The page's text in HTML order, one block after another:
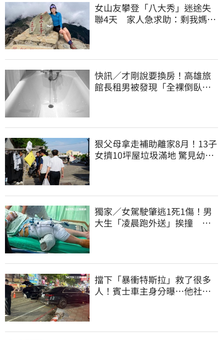
女山友攀登「八大秀」迷途失
聯4天 家人急求助：剩我媽還
快訊／才剛說要換房！高雄旅
館長租男被發現「全裸倒臥浴
狠父母拿走補助離家8月！13子
女擠10坪屋垃圾滿地 驚見幼童
獨家／女駕駛肇逃1死1傷！男
大生「凌晨跑外送」挨撞 媽
擋下「暴衝特斯拉」救了很多
人！賓士車主身分曝…他社群